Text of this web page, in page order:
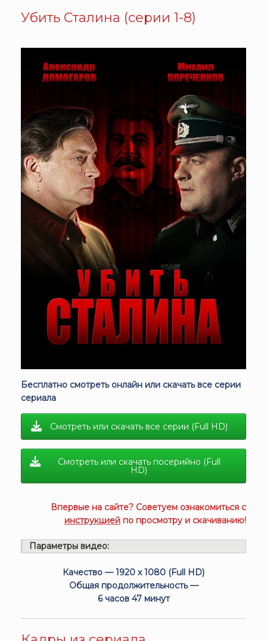
Убить Сталина (серии 1-8)
Бесплатно смотреть онлайн или скачать все серии
сериала
Смотреть или скачать все серии (Full HD)
Смотреть или скачать посерийно (Full
HD)
Впервые на сайте? Советуем ознакомиться с
инструкцией по просмотру и скачиванию!
Параметры видео:
Качество — 1920 x 1080 (Full HD)
Общая продолжительность —
6 часов 47 минут